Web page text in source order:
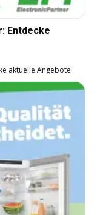
Entdecke
aktuelle Angebote